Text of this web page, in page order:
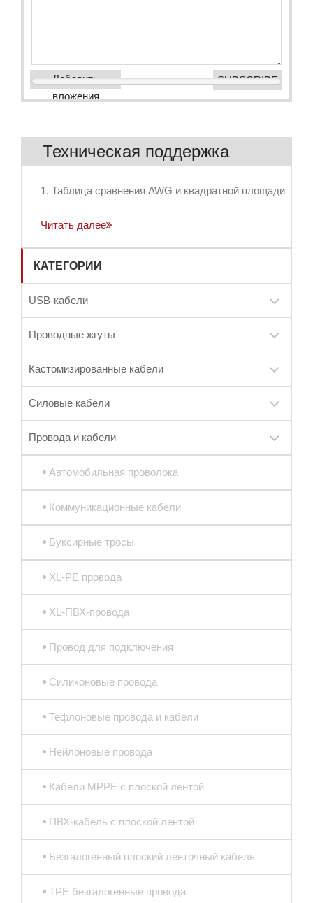
Добавить
вложения
Техническая поддержка
1. Таблица сравнения AWG и квадратной площади
Читать далее
КАТЕГОРИИ
USB-кабели
Проводные жгуты
Кастомизированные кабели
Силовые кабели
Провода и кабели
Автомобильная проволока
Коммуникационные кабели
Буксирные тросы
XL-PE провода
XL-ПВХ-провода
Провод для подключения
Силиконовые провода
Тефлоновые провода и кабели
Нейлоновые провода
Кабели MPPE с плоской лентой
ПВХ-кабель с плоской лентой
Безгалогенный плоский ленточный кабель
TPE безгалогенные провода